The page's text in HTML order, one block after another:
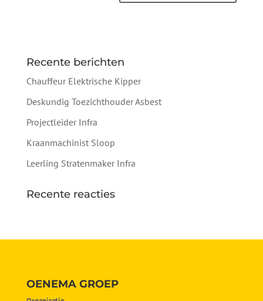
Recente berichten
Chauffeur Elektrische Kipper
Deskundig Toezichthouder Asbest
Projectleider Infra
Kraanmachinist Sloop
Leerling Stratenmaker Infra
Recente reacties
OENEMA GROEP